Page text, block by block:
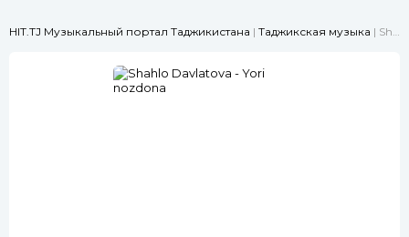
HIT.TJ Музыкальный портал Таджикистана | Таджикская музыка | Shahlo Davlatova - Yori nozdona